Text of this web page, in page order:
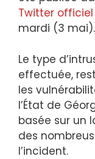
Twitter
mardi (3 mai).
Le type
effectuée,
les
l’État de
basée sur un
des
l’incident.